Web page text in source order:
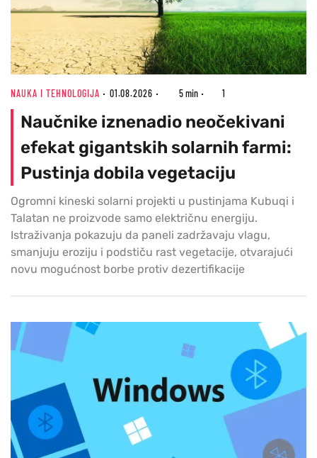
NAUKA I TEHNOLOGIJA 01.08.2026 5 min 1
Naučnike iznenadio neočekivani
efekat gigantskih solarnih farmi:
Pustinja dobila vegetaciju
Ogromni kineski solarni projekti u pustinjama Kubuqi i
Talatan ne proizvode samo električnu energiju.
Istraživanja pokazuju da paneli zadržavaju vlagu,
smanjuju eroziju i podstiču rast vegetacije, otvarajući
novu mogućnost borbe protiv dezertifikacije